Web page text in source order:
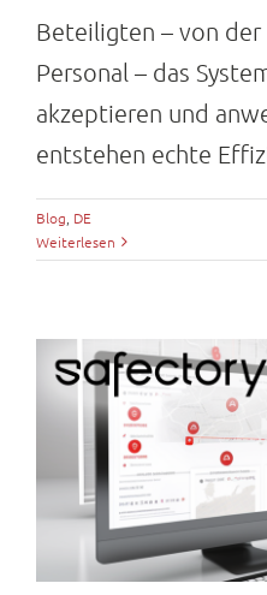
Beteiligten – von
Personal – das
akzeptieren und
entstehen echte
Blog DE
Weiterlesen